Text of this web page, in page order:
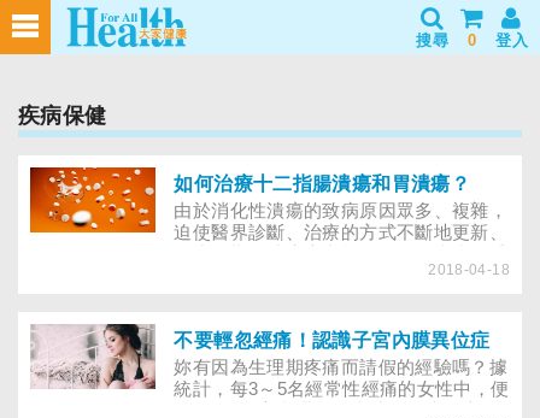
搜尋 0 登入
疾病保健
如何治療十二指腸潰瘍和胃潰瘍？
由於消化性潰瘍的致病原因眾多、複雜，
迫使醫界診斷、治療的方式不斷地更新、
脅！ 隨著工商社會的進步、工作步調加
苦。其中，許多的症狀，是導因於消化性
潰瘍。 消化性潰瘍是由於胃酸或蛋白等
攻擊性因子破壞腸胃，造成上消化道潰瘍
性變化的總稱。消化性潰瘍可分為十二指
2018-04-18
不要輕忽經痛！認識子宮內膜異位症
妳有因為生理期疼痛而請假的經驗嗎？據
統計，每3～5名經常性經痛的女性中，便